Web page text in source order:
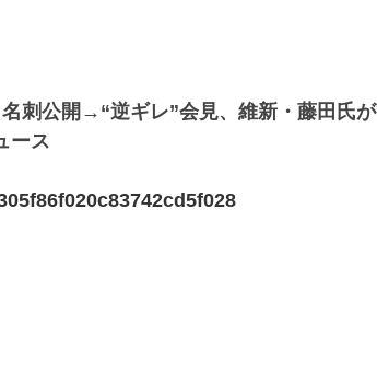
刺公開→“逆ギレ”会見、維新・藤田氏が
ース